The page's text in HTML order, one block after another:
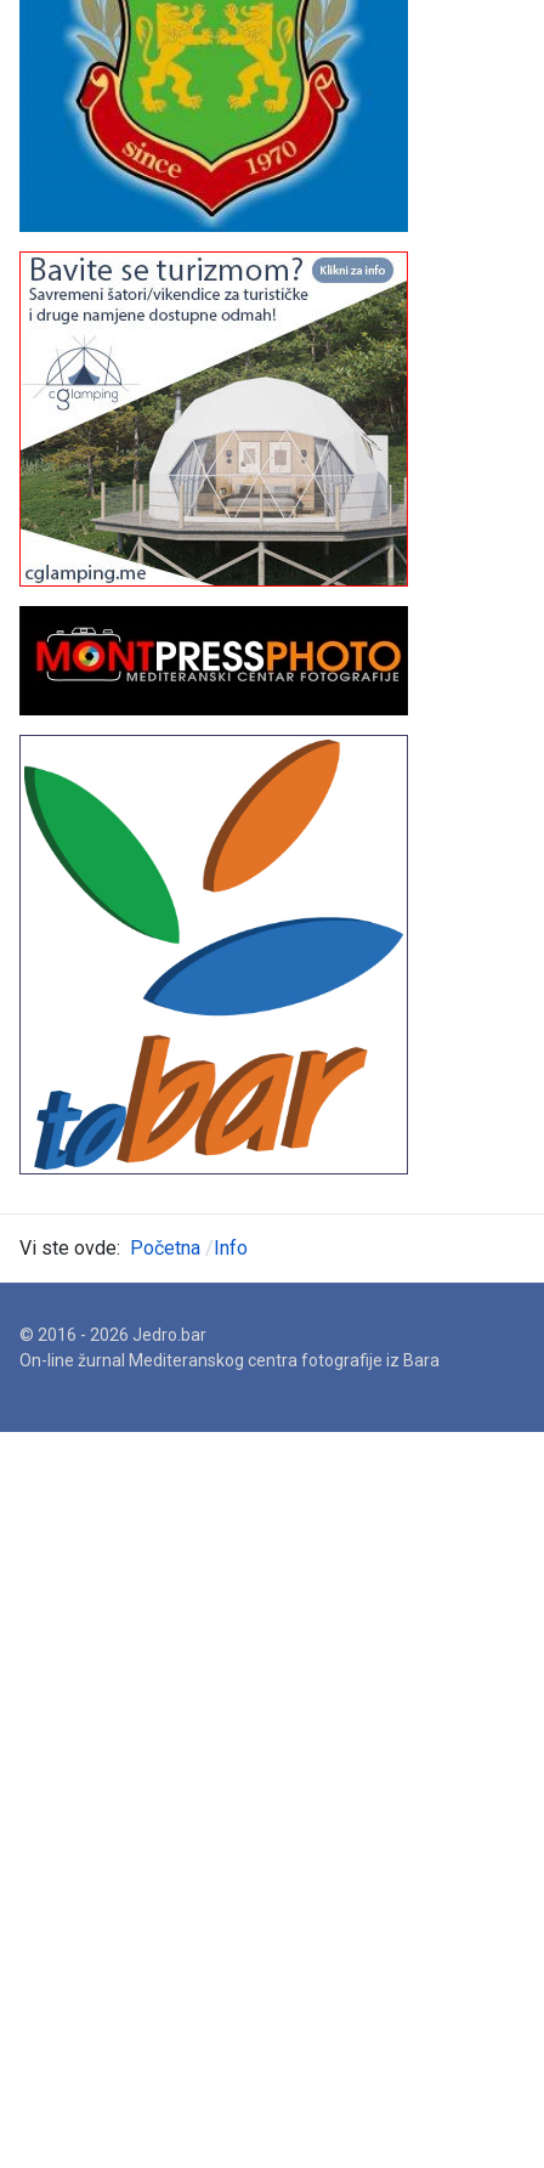
Vi ste ovde: Početna Info
© 2016 - 2026 Jedro.bar
On-line žurnal Mediteranskog centra fotografije iz Bara